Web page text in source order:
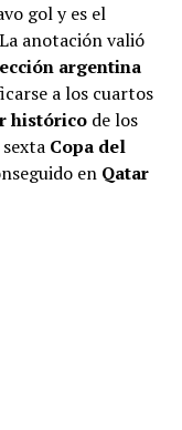
gol y es el
anotación valió
argentina
a los cuartos
históricode los
Copa del
enQatar